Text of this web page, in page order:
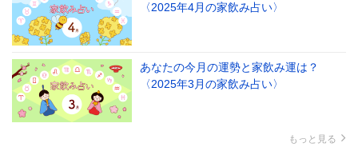
〈2025年4月の家飲み占い〉
あなたの今月の運勢と家飲み運は？
〈2025年3月の家飲み占い〉
もっと見る